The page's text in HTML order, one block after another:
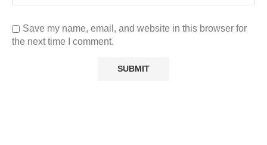
Save my name, email, and website in this browser for
the next time I comment.